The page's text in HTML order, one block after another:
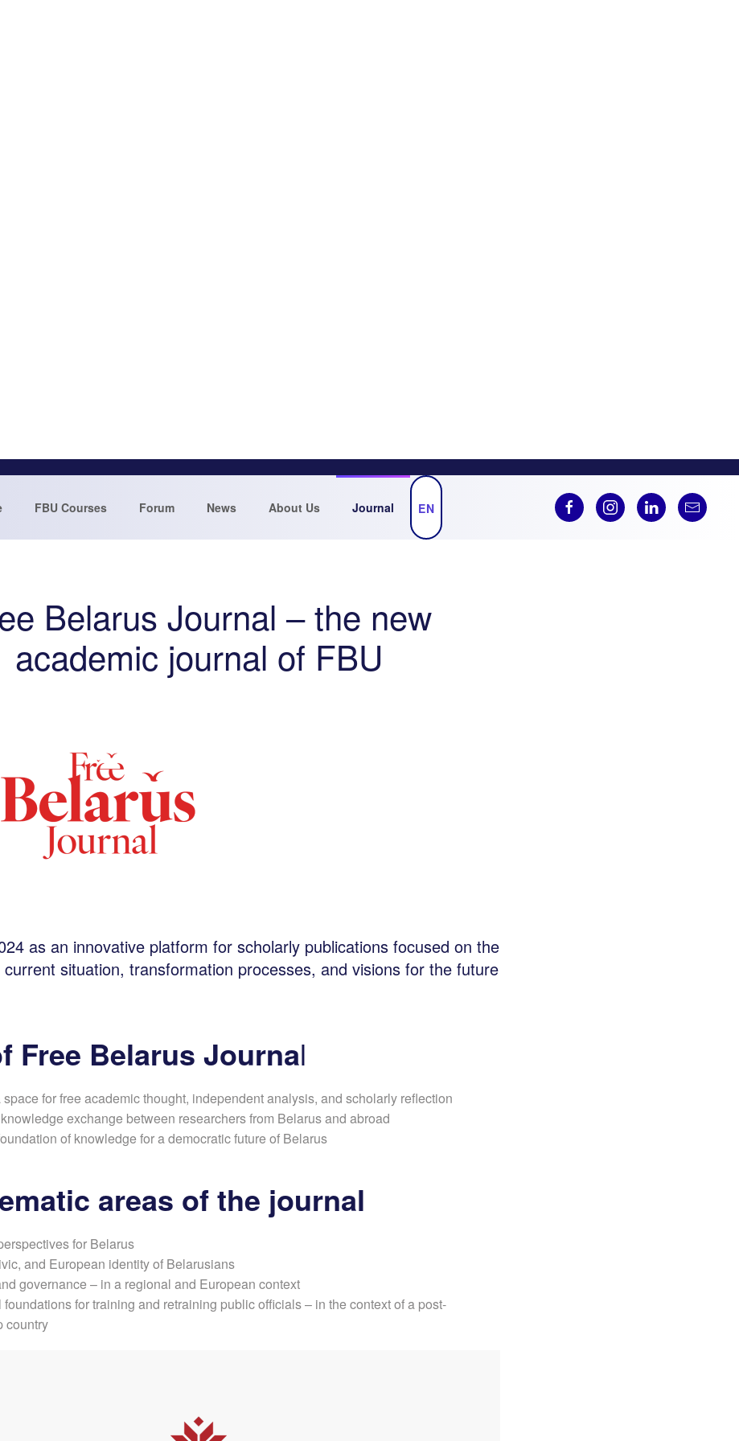
FBU Courses Forum News About Us Journal EN
Belarus Journal – the new
academic journal of FBU
as an innovative platform for scholarly publications focused on the
situation, transformation processes, and visions for the future
Free Belarus Journal
space for free academic thought, independent analysis, and scholarly reflection
exchange between researchers from Belarus and abroad
of knowledge for a democratic future of Belarus
areas of the journal
for Belarus
and European identity of Belarusians
governance – in a regional and European context
for training and retraining public officials – in the context of a post-
country